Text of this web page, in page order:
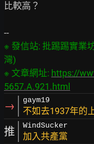
比較高？
※ 發信站: 批踢踢實業
灣)
※ 文章網址: https://
5657.A.921.html
→ gaym19
不如去1937年的
推 WindSucker
加入共產黨